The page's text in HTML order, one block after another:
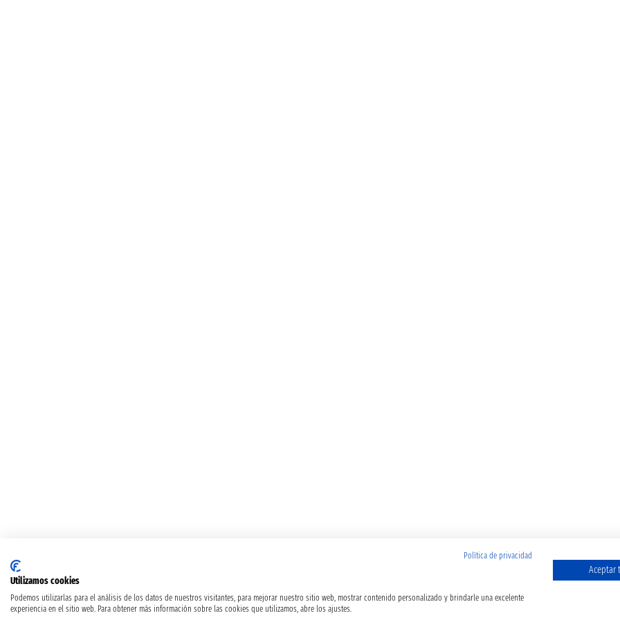
Política de privacidad
Utilizamos cookies
Podemos utilizarlas para el análisis de los datos de nuestros visitantes, para mejorar nuestro sitio web, mostrar contenido personalizado y brindarle una excelente
experiencia en el sitio web. Para obtener más información sobre las cookies que utilizamos, abre los ajustes.
Aceptar